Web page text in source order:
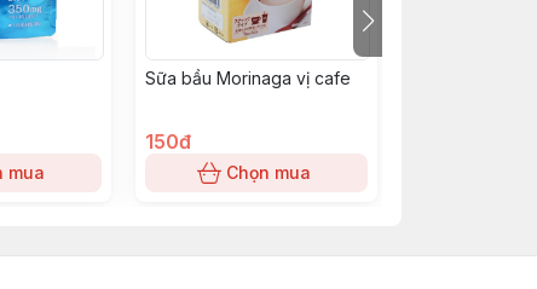
mua
Sữa bầu Morinaga vị cafe
150đ
Chọn mua